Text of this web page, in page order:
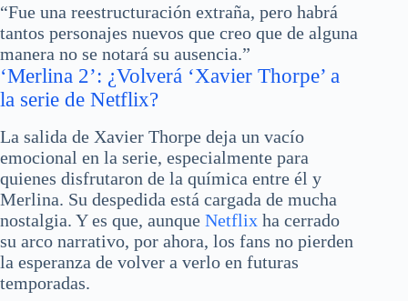
“Fue una reestructuración extraña, pero habrá
tantos personajes nuevos que creo que de alguna
manera no se notará su ausencia.”
‘Merlina 2’: ¿Volverá ‘Xavier Thorpe’ a
la serie de Netflix?
La salida de Xavier Thorpe deja un vacío
emocional en la serie, especialmente para
quienes disfrutaron de la química entre él y
Merlina. Su despedida está cargada de mucha
nostalgia. Y es que, aunque Netflix ha cerrado
su arco narrativo, por ahora, los fans no pierden
la esperanza de volver a verlo en futuras
temporadas.